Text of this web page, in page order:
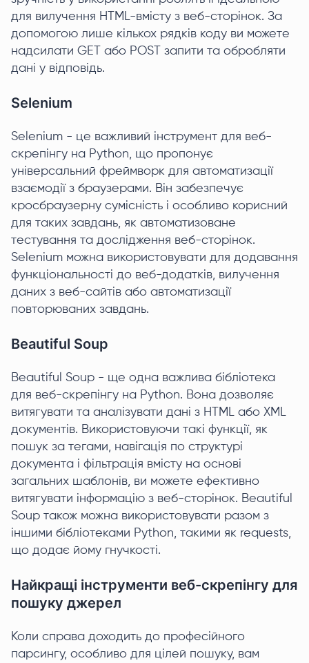
для вилучення HTML-вмісту з веб-сторінок. За
допомогою лише кількох рядків коду ви можете
надсилати GET або POST запити та обробляти
дані у відповідь.
Selenium
Selenium - це важливий інструмент для веб-
скрепінгу на Python, що пропонує
універсальний фреймворк для автоматизації
взаємодії з браузерами. Він забезпечує
кросбраузерну сумісність і особливо корисний
для таких завдань, як автоматизоване
тестування та дослідження веб-сторінок.
Selenium можна використовувати для додавання
функціональності до веб-додатків, вилучення
даних з веб-сайтів або автоматизації
повторюваних завдань.
Beautiful Soup
Beautiful Soup - ще одна важлива бібліотека
для веб-скрепінгу на Python. Вона дозволяє
витягувати та аналізувати дані з HTML або XML
документів. Використовуючи такі функції, як
пошук за тегами, навігація по структурі
документа і фільтрація вмісту на основі
загальних шаблонів, ви можете ефективно
витягувати інформацію з веб-сторінок. Beautiful
Soup також можна використовувати разом з
іншими бібліотеками Python, такими як requests,
що додає йому гнучкості.
Найкращі інструменти веб-скрепінгу для
пошуку джерел
Коли справа доходить до професійного
парсингу, особливо для цілей пошуку, вам